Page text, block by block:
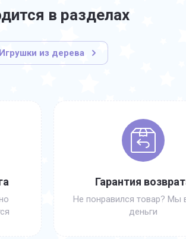
в разделах
Игрушки из дерева
Гарантия
Не понравился товар? Мы
деньги